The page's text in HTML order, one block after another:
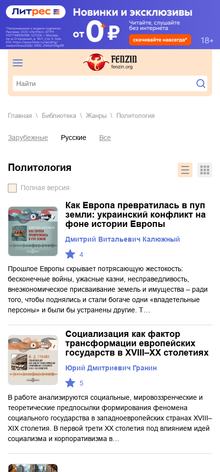
Главная Библиотека Жанры политология
Зарубежные Русские Все
политология
Полная версия
Как Европа превратилась в пуп
земли: украинский конфликт на
фоне истории Европы
Дмитрий Витальевич Калюжный
4
Прошлое Европы скрывает потрясающую жестокость:
бесконечные войны, ужасные казни, несправедливость,
внеэкономическое присваивание земель и имущества – ради
того, чтобы поднялись и стали богаче одни «владетельные
персоны» и были бы устранены другие. Т…
Социализация как фактор
трансформации европейских
государств в XVIII–XX столетиях
Юрий Дмитриевич Гранин
5
В работе анализируются социальные, мировоззренческие и
теоретические предпосылки формирования феномена
социального государства в западноевропейских странах XVIII–
XIX столетия. В первой трети ХХ столетия под влиянием идей
социализма и корпоративизма в…